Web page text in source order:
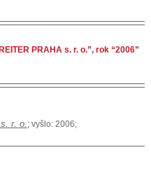
PRAHA s. r. o.”, rok “2006”
r. o. ; vyšlo: 2006;